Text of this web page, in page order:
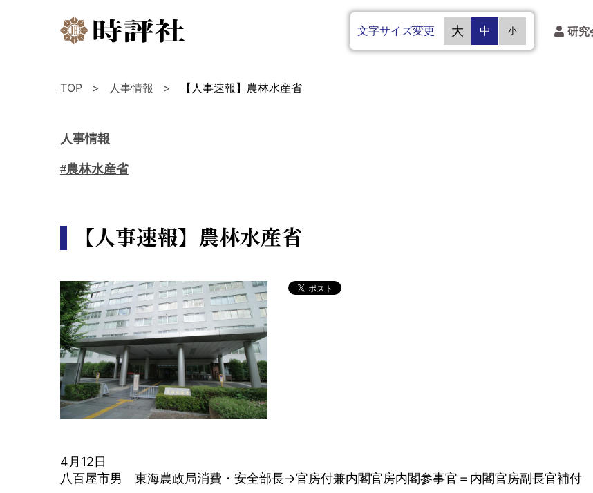
文字サイズ変更 大 中 小 研究
TOP 人事情報 【人事速報】農林水産省
人事情報
#農林水産省
【人事速報】農林水産省
4月12日
八百屋市男 東海農政局消費・安全部長→官房付兼内閣官房内閣参事官＝内閣官房副長官補付